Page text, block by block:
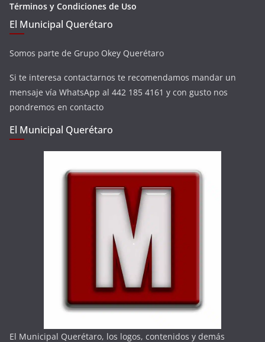
Términos y Condiciones de Uso
El Municipal Querétaro
Somos parte de Grupo Okey Querétaro
Si te interesa contactarnos te recomendamos mandar un
mensaje vía WhatsApp al 442 185 4161 y con gusto nos
pondremos en contacto
El Municipal Querétaro
El Municipal Querétaro, los logos, contenidos y demás